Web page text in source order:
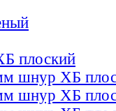
плоский
шнур ХБ
шнур ХБ